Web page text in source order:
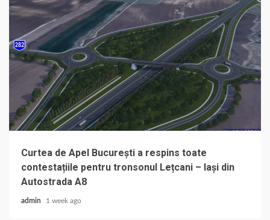
Curtea de Apel București a respins toate
contestațiile pentru tronsonul Lețcani – Iași din
Autostrada A8
admin 1 week ago